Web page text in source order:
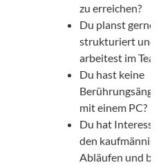
zu erreichen?
Du planst gerne
strukturiert und
arbeitest im
Du hast keine
mit einem PC?
Du hat Interesse
den
Abläufen und